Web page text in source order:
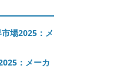
場2025：メ
：メーカ